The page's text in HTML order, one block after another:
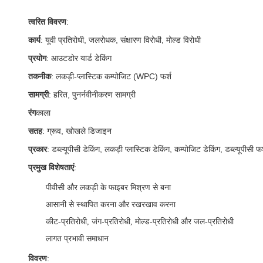
त्वरित विवरण:
कार्य: यूवी प्रतिरोधी, जलरोधक, संक्षारण विरोधी, मोल्ड विरोधी
प्रयोग: आउटडोर यार्ड डेकिंग
तकनीक: लकड़ी-प्लास्टिक कम्पोजिट (WPC) फर्श
सामग्री: हरित, पुनर्नवीनीकरण सामग्री
रंगकाला
सतह: ग्रूव, खोखले डिजाइन
प्रकार: डब्ल्यूपीसी डेकिंग, लकड़ी प्लास्टिक डेकिंग, कम्पोजिट डेकिंग, डब्ल्यूपीसी
प्रमुख विशेषताएं:
पीवीसी और लकड़ी के फाइबर मिश्रण से बना
आसानी से स्थापित करना और रखरखाव करना
कीट-प्रतिरोधी, जंग-प्रतिरोधी, मोल्ड-प्रतिरोधी और जल-प्रतिरोधी
लागत प्रभावी समाधान
विवरण: